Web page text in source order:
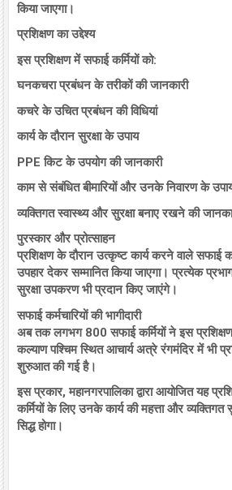
किया जाएगा।
प्रशिक्षण का उद्देश्य
इस प्रशिक्षण में सफाई कर्मियों को:
घनकचरा प्रबंधन के तरीकों की जानकारी
कचरे के उचित प्रबंधन की विधियां
कार्य के दौरान सुरक्षा के उपाय
PPE किट के उपयोग की जानकारी
काम से संबंधित बीमारियों और उनके निवारण के
व्यक्तिगत स्वास्थ्य और सुरक्षा बनाए रखने की
पुरस्कार और प्रोत्साहन
प्रशिक्षण के दौरान उत्कृष्ट कार्य करने वाले सफाई
उपहार देकर सम्मानित किया जाएगा। प्रत्येक
सुरक्षा उपकरण भी प्रदान किए जाएंगे।
सफाई कर्मचारियों की भागीदारी
अब तक लगभग 800 सफाई कर्मियों ने इस
कल्याण पश्चिम स्थित आचार्य अत्रे रंगमंदिर में भी
शुरुआत की गई है।
इस प्रकार, महानगरपालिका द्वारा आयोजित यह
कर्मियों के लिए उनके कार्य की महत्ता और
सिद्ध होगा।